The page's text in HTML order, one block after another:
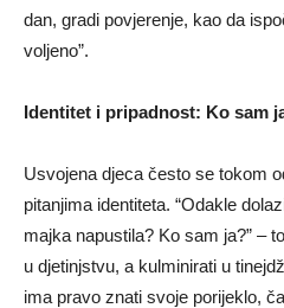
dan, gradi povjerenje, kao da
voljeno”.
Identitet i pripadnost: Ko sam
Usvojena djeca često se tokom
pitanjima identiteta. “Odakle
majka napustila? Ko sam ja?” –
u djetinjstvu, a kulminirati u
ima pravo znati svoje porijeklo,